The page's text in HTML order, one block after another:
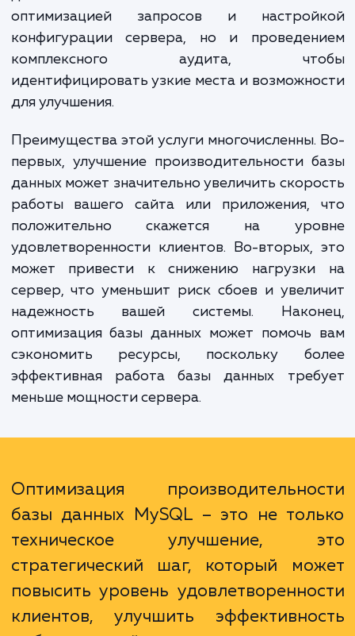
Услуга "Улучшение производительности
данных MySQL" разработана для решения
и многих других проблем, с
можете столкнуться при работе с
данных. Мы занимаемся не
оптимизацией запросов и
конфигурации сервера, но и
комплексного аудита,
идентифицировать узкие места и
для улучшения.
Преимущества этой услуги
первых, улучшение производительности
данных может значительно увеличить
работы вашего сайта или приложения,
положительно скажется на
удовлетворенности клиентов. Во-вторых,
сервер, что уменьшит риск сбоев и
оптимизация базы данных может помочь
сэкономить ресурсы, поскольку
меньше мощности сервера.